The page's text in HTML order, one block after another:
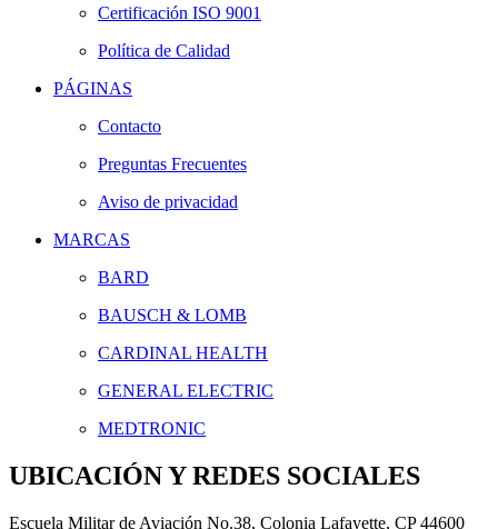
Certificación ISO 9001
Política de Calidad
PÁGINAS
Contacto
Preguntas Frecuentes
Aviso de privacidad
MARCAS
BARD
BAUSCH & LOMB
CARDINAL HEALTH
GENERAL ELECTRIC
MEDTRONIC
UBICACIÓN Y REDES SOCIALES
Escuela Militar de Aviación No.38, Colonia Lafayette, CP 44600